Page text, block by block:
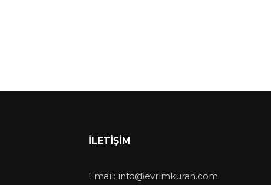
İLETIŞIM
Email: info@evrimkuran.com